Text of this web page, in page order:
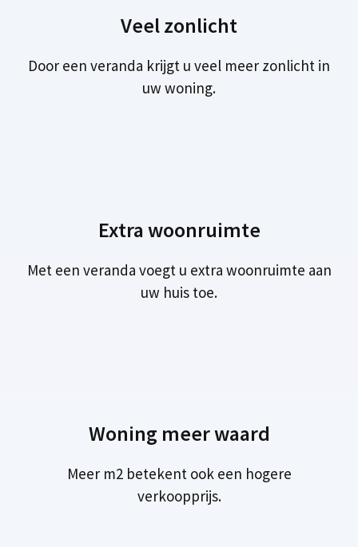
Veel zonlicht
Door een veranda krijgt u veel meer zonlicht in
uw woning.
Extra woonruimte
Met een veranda voegt u extra woonruimte aan
uw huis toe.
Woning meer waard
Meer m2 betekent ook een hogere
verkoopprijs.